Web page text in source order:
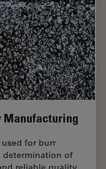
Manufacturing
for burr
determination of